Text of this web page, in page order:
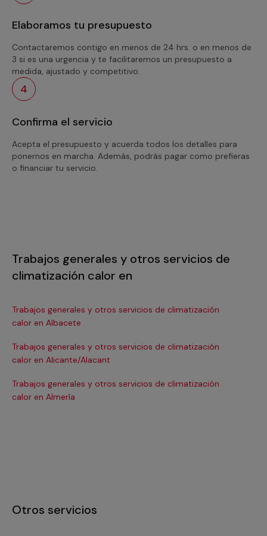
Elaboramos tu presupuesto
Contactaremos contigo en menos de 24 hrs. o en menos de
3 si es una urgencia y te facilitaremos un presupuesto a
medida, ajustado y competitivo.
4
Confirma el servicio
Acepta el presupuesto y acuerda todos los detalles para
ponernos en marcha. Además, podrás pagar como prefieras
o financiar tu servicio.
Trabajos generales y otros servicios de
climatización calor en
Trabajos generales y otros servicios de climatización
calor en Albacete
Trabajos generales y otros servicios de climatización
calor en Alicante/Alacant
Trabajos generales y otros servicios de climatización
calor en Almería
Otros servicios